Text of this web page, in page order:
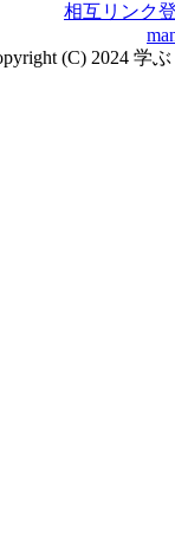
相互リンク
(C) 2024 学